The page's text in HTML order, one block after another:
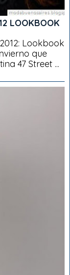
LOOKBOOK
Lookbook
que
47 Street ...